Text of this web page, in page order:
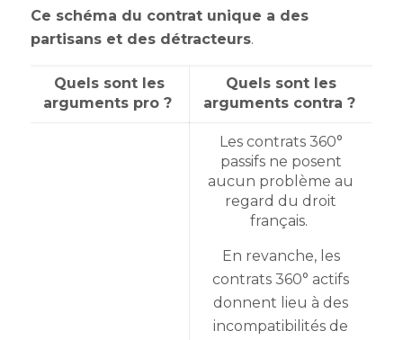
Ce schéma du contrat unique a des
partisans et des détracteurs.
Quels sont les
arguments pro ?
Quels sont les
arguments contra ?
Les contrats 360°
passifs ne posent
aucun problème au
regard du droit
français.
En revanche, les
contrats 360° actifs
donnent lieu à des
incompatibilités de